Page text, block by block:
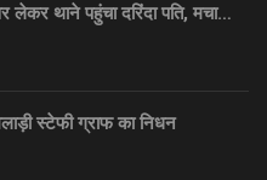
लेकर थाने पहुंचा दरिंदा पति, मचा…
स्टेफी ग्राफ का निधन